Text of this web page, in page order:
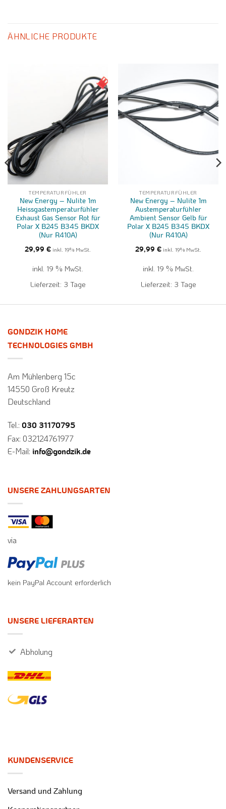
ÄHNLICHE PRODUKTE
TEMPERATURFÜHLER
New Energy – Nulite 1m
Heissgastemperaturfühler
Exhaust Gas Sensor Rot für
Polar X B245 B345 BKDX
(Nur R410A)
29,99 € inkl. 19% MwSt.
inkl. 19 % MwSt.
Lieferzeit: 3 Tage
TEMPERATURFÜHLER
New Energy – Nulite 1m
Austemperaturfühler
Ambient Sensor Gelb für
Polar X B245 B345 BKDX
(Nur R410A)
29,99 € inkl. 19% MwSt.
inkl. 19 % MwSt.
Lieferzeit: 3 Tage
GONDZIK HOME
TECHNOLOGIES GMBH
Am Mühlenberg 15c
14550 Groß Kreutz
Deutschland
Tel.: 030 31170795
Fax: 032124761977
E-Mail: info@gondzik.de
UNSERE ZAHLUNGSARTEN
via
kein PayPal Account erforderlich
UNSERE LIEFERARTEN
Abholung
KUNDENSERVICE
Versand und Zahlung